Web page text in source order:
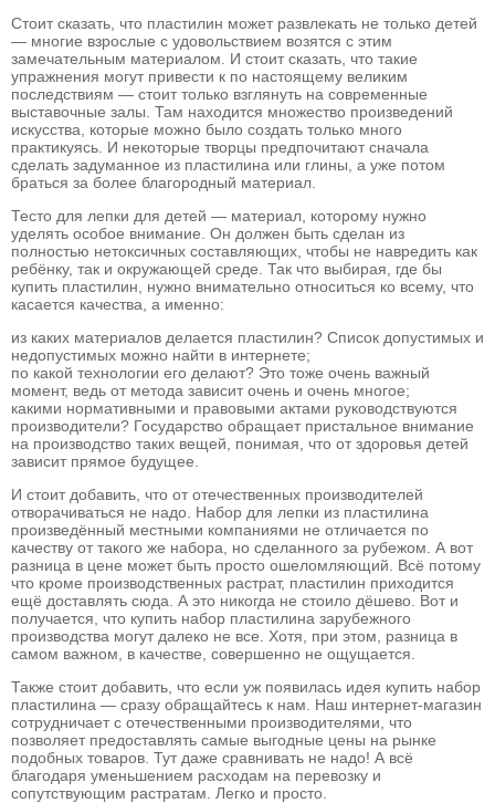
Стоит сказать, что пластилин может развлекать не только детей
— многие взрослые с удовольствием возятся с этим
замечательным материалом. И стоит сказать, что такие
упражнения могут привести к по настоящему великим
последствиям — стоит только взглянуть на современные
выставочные залы. Там находится множество произведений
искусства, которые можно было создать только много
практикуясь. И некоторые творцы предпочитают сначала
сделать задуманное из пластилина или глины, а уже потом
браться за более благородный материал.
Тесто для лепки для детей — материал, которому нужно
уделять особое внимание. Он должен быть сделан из
полностью нетоксичных составляющих, чтобы не навредить как
ребёнку, так и окружающей среде. Так что выбирая, где бы
купить пластилин, нужно внимательно относиться ко всему, что
касается качества, а именно:
из каких материалов делается пластилин? Список допустимых и
недопустимых можно найти в интернете;
по какой технологии его делают? Это тоже очень важный
момент, ведь от метода зависит очень и очень многое;
какими нормативными и правовыми актами руководствуются
производители? Государство обращает пристальное внимание
на производство таких вещей, понимая, что от здоровья детей
зависит прямое будущее.
И стоит добавить, что от отечественных производителей
отворачиваться не надо. Набор для лепки из пластилина
произведённый местными компаниями не отличается по
качеству от такого же набора, но сделанного за рубежом. А вот
разница в цене может быть просто ошеломляющий. Всё потому
что кроме производственных растрат, пластилин приходится
ещё доставлять сюда. А это никогда не стоило дёшево. Вот и
получается, что купить набор пластилина зарубежного
производства могут далеко не все. Хотя, при этом, разница в
самом важном, в качестве, совершенно не ощущается.
Также стоит добавить, что если уж появилась идея купить набор
пластилина — сразу обращайтесь к нам. Наш интернет-магазин
сотрудничает с отечественными производителями, что
позволяет предоставлять самые выгодные цены на рынке
подобных товаров. Тут даже сравнивать не надо! А всё
благодаря уменьшением расходам на перевозку и
сопутствующим растратам. Легко и просто.